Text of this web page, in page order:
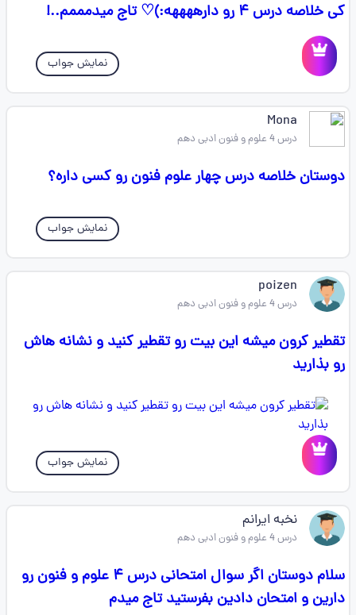
کی خلاصه درس ۴ رو دارههههه:)♡ تاج میدمممم..!
نمایش جواب
Mona
درس 4 علوم و فنون ادبی دهم
دوستان خلاصه درس چهار علوم فنون رو کسی داره؟
نمایش جواب
poizen
درس 4 علوم و فنون ادبی دهم
تقطیر کرون میشه این بیت رو تقطیر کنید و نشانه هاش
رو بذارید
نمایش جواب
نخبه ایرانم
درس 4 علوم و فنون ادبی دهم
سلام دوستان اگر سوال امتحانی درس ۴ علوم و فنون رو
دارین و امتحان دادین بفرستید تاج میدم